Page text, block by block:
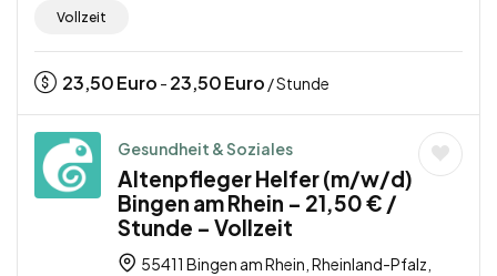
Vollzeit
23,50Euro - 23,50Euro / Stunde
Gesundheit & Soziales
Altenpfleger Helfer (m/w/d)
Bingen am Rhein – 21,50 € /
Stunde – Vollzeit
55411 Bingen am Rhein, Rheinland-Pfalz,